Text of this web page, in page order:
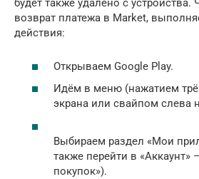
будет также удалено с устройства.
возврат платежа в Market,
действия:
Открываем Google Play.
Идём в меню (нажатием
экрана или свайпом слева
Выбираем раздел «Мои
также перейти в «Аккаунт»
покупок»).